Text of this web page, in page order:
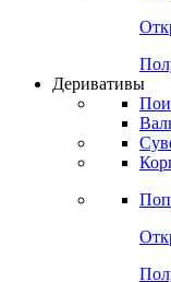
Деривативы